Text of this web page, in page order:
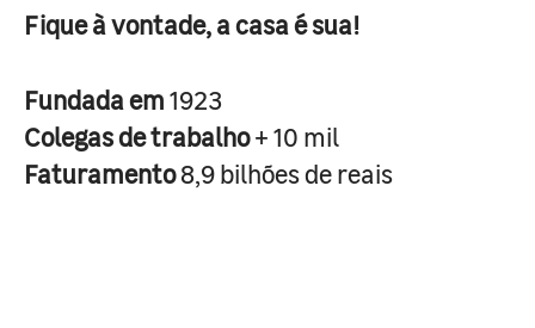
Fique à vontade, a casa é sua!
Fundada em1923
Colegas de trabalho+ 10 mil
Faturamento8,9 bilhões de reais